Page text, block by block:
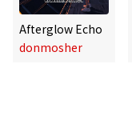
Afterglow Echo
donmosher